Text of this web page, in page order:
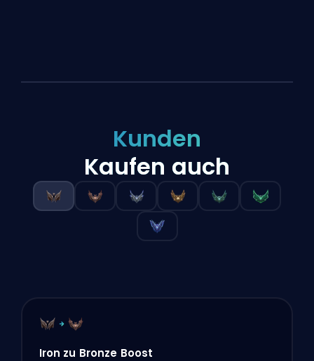
Kunden
Kaufen auch
Iron zu Bronze Boost